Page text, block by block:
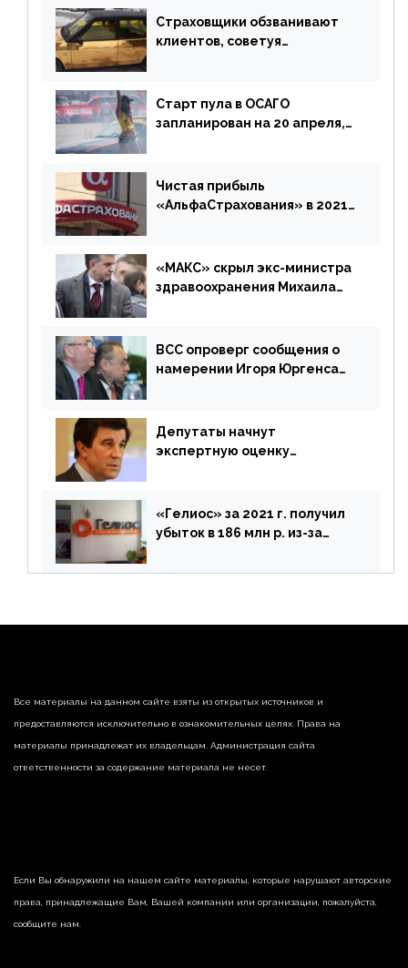
Страховщики обзванивают
клиентов, советуя
Старт пула в ОСАГО
запланирован на 20 апреля,
дублировать [дополнено]
Чистая прибыль
«АльфаСтрахования» в 2021
«МАКС» скрыл экс-министра
здравоохранения Михаила
ВСС опроверг сообщения о
намерении Игоря Юргенса
Депутаты начнут
экспертную оценку
«Гелиос» за 2021 г. получил
убыток в 186 млн р. из-за
реализации недвижимости
Все материалы на данном сайте взяты из открытых источников и
предоставляются исключительно в ознакомительных целях. Права на
материалы принадлежат их владельцам. Администрация сайта
ответственности за содержание материала не несет.
Если Вы обнаружили на нашем сайте материалы, которые нарушают авторские
права, принадлежащие Вам, Вашей компании или организации, пожалуйста,
сообщите нам.